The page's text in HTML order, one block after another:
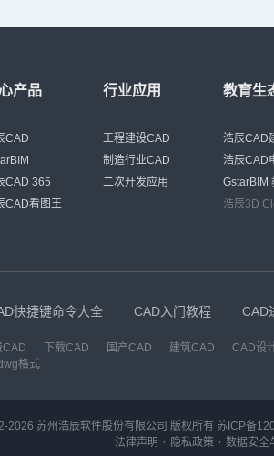
产品
CAD
CAD 365
CAD看图王
行业应用
工程建设CAD
制造行业CAD
二次开发应用
教育生
浩辰CAD
浩辰CAD
GstarBIM
浩辰3D
快捷键命令大全 CAD入门教程 CAD
CAD 下载CAD 国产CAD 建筑CAD CAD设
格式
2026 苏州浩辰软件股份有限公司 版权所有 苏ICP备
法律声明 · 隐私政策 · 数据安全